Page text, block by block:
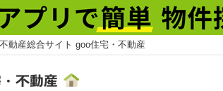
動産総合サイト goo住宅・不動産